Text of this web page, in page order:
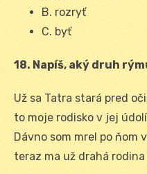
B. rozryť
C. byť
18. Napíš, aký druh
Už sa Tatra stará pred
to moje rodisko v jej
Dávno som mrel po ňom
teraz ma už drahá